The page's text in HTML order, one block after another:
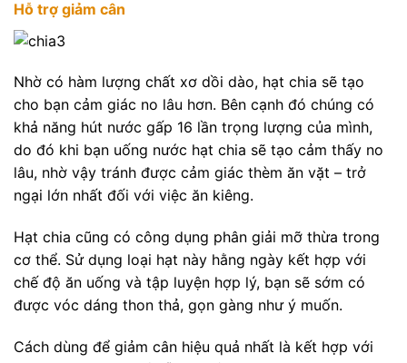
Hỗ trợ giảm cân
Nhờ có hàm lượng chất xơ dồi dào, hạt chia sẽ tạo
cho bạn cảm giác no lâu hơn. Bên cạnh đó chúng có
khả năng hút nước gấp 16 lần trọng lượng của mình,
do đó khi bạn uống nước hạt chia sẽ tạo cảm thấy no
lâu, nhờ vậy tránh được cảm giác thèm ăn vặt – trở
ngại lớn nhất đối với việc ăn kiêng.
Hạt chia cũng có công dụng phân giải mỡ thừa trong
cơ thể. Sử dụng loại hạt này hằng ngày kết hợp với
chế độ ăn uống và tập luyện hợp lý, bạn sẽ sớm có
được vóc dáng thon thả, gọn gàng như ý muốn.
Cách dùng để giảm cân hiệu quả nhất là kết hợp với